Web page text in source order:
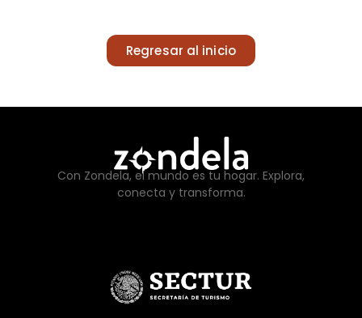
Regresar al inicio
Con Zondela, el mundo es tu hogar. Explora,
conecta y transforma.